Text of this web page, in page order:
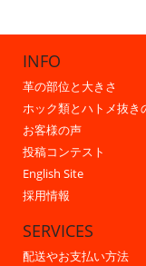
INFO
革の部位と大きさ
ホック類とハトメ抜き
お客様の声
投稿コンテスト
English Site
採用情報
SERVICES
配送やお支払い方法